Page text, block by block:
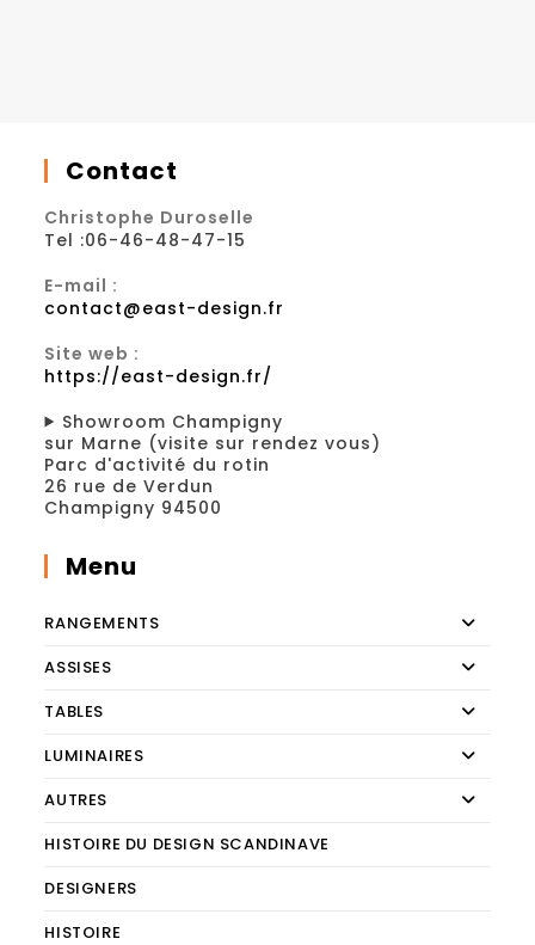
Contact
Christophe Duroselle
Tel :06-46-48-47-15
E-mail :
contact@east-design.fr
Site web :
https://east-design.fr/
Showroom Champigny
sur Marne (visite sur rendez vous)
Parc d'activité du rotin
26 rue de Verdun
Champigny 94500
Menu
RANGEMENTS
ASSISES
TABLES
LUMINAIRES
AUTRES
HISTOIRE DU DESIGN SCANDINAVE
DESIGNERS
HISTOIRE